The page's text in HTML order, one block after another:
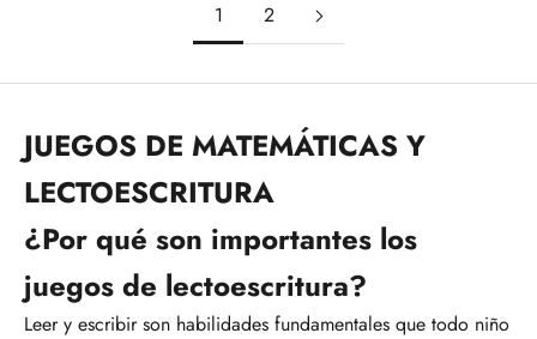
1 2
JUEGOS DE MATEMÁTICAS Y
LECTOESCRITURA
¿Por qué son importantes los
juegos de lectoescritura?
Leer y escribir son habilidades fundamentales que todo niño